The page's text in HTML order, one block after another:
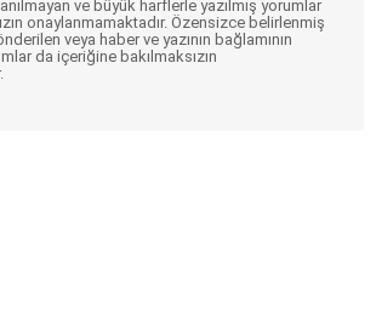
ve büyük harflerle yazılmış yorumlar
onaylanmamaktadır. Özensizce belirlenmiş
veya haber ve yazının bağlamının
da içeriğine bakılmaksızın